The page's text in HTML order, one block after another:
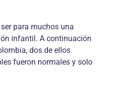
para muchos una
infantil. A continuación
dos de ellos
fueron normales y solo